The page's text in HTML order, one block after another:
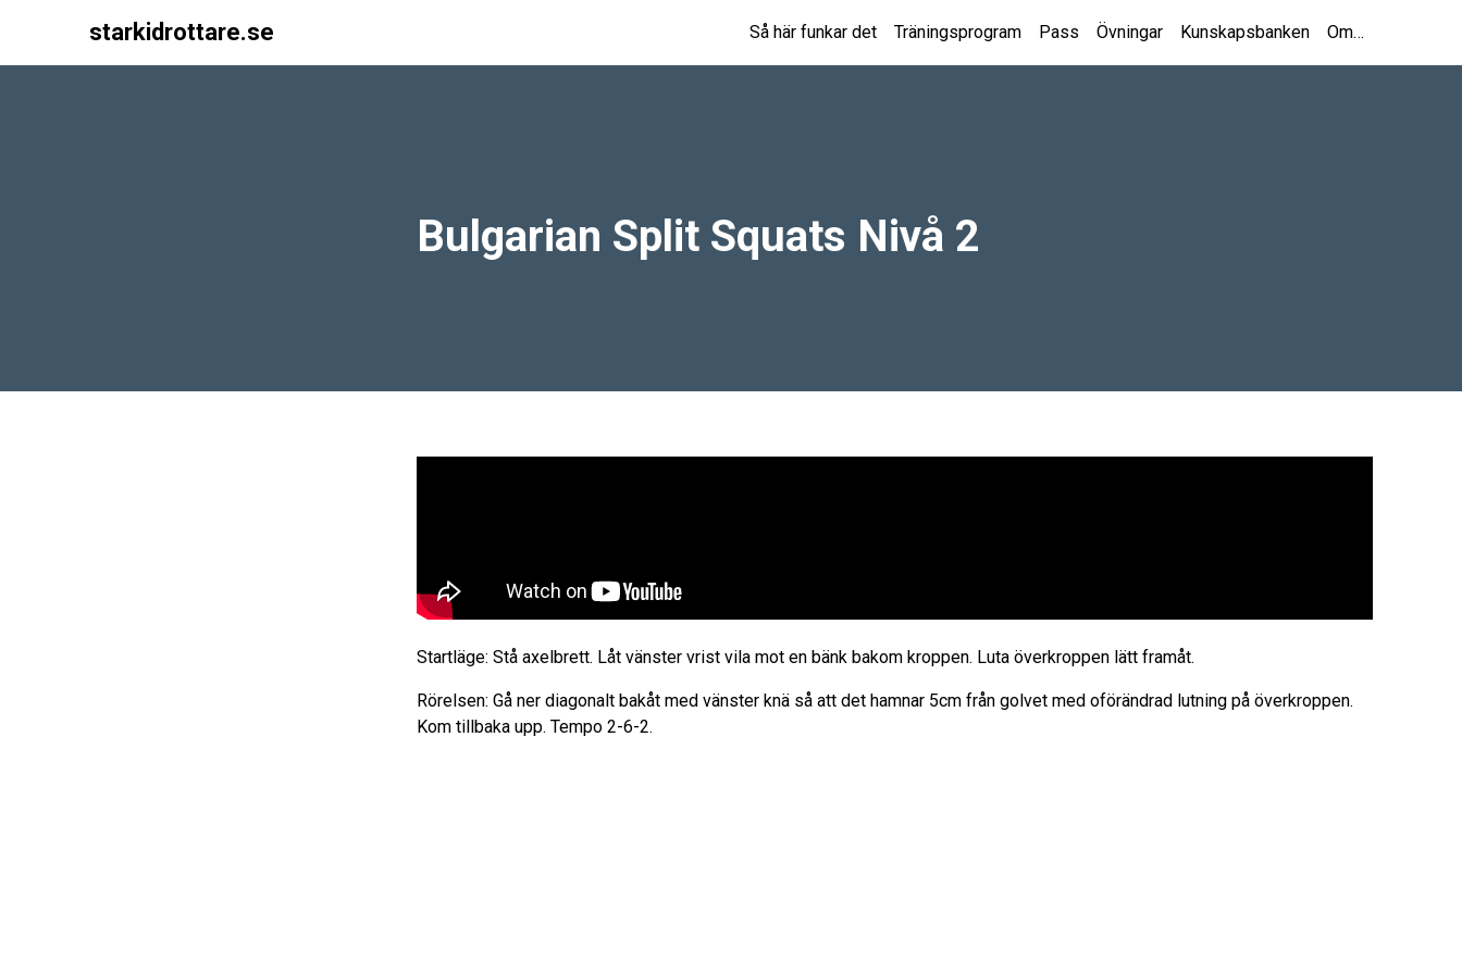
Main Navigation
starkidrottare.se Så här funkar det Träningsprogram Pass Övningar Kunskapsbanken Om…
Bulgarian Split Squats Nivå 2
Startläge: Stå axelbrett. Låt vänster vrist vila mot en bänk bakom kroppen. Luta överkroppen lätt framåt.
Rörelsen: Gå ner diagonalt bakåt med vänster knä så att det hamnar 5cm från golvet med oförändrad lutning på överkroppen.
Kom tillbaka upp. Tempo 2-6-2.